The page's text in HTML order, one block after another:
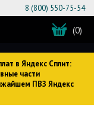
в Яндекс Сплит:
части
ПВЗ Яндекс
8 (800) 550-75-54
(0)